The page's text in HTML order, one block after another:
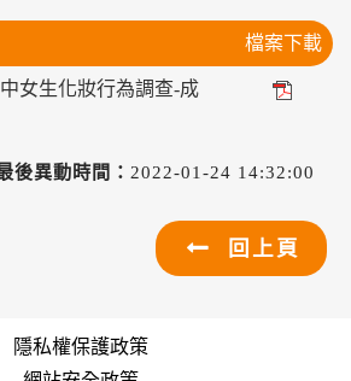
檔案下載
女生化妝行為調查-成
後異動時間： 2022-01-24 14:32:00
回上頁
隱私權保護政策